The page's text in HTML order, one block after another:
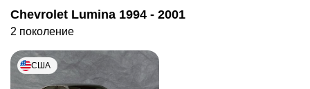
Chevrolet Lumina 1994 - 2001
2 поколение
США